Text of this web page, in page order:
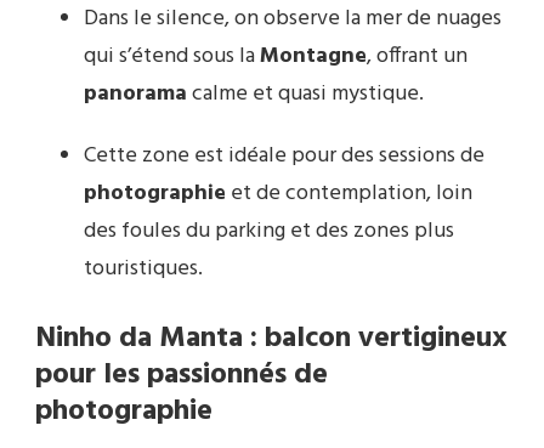
Dans le silence, on observe la mer de nuages
qui s’étend sous laMontagne, offrant un
panoramacalme et quasi mystique.
Cette zone est idéale pour des sessions de
photographie et de contemplation, loin
des foules du parking et des zones plus
touristiques.
Ninho da Manta : balcon vertigineux
pour les passionnés de
photographie